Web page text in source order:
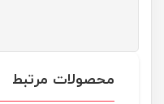
محصولات مرتبط